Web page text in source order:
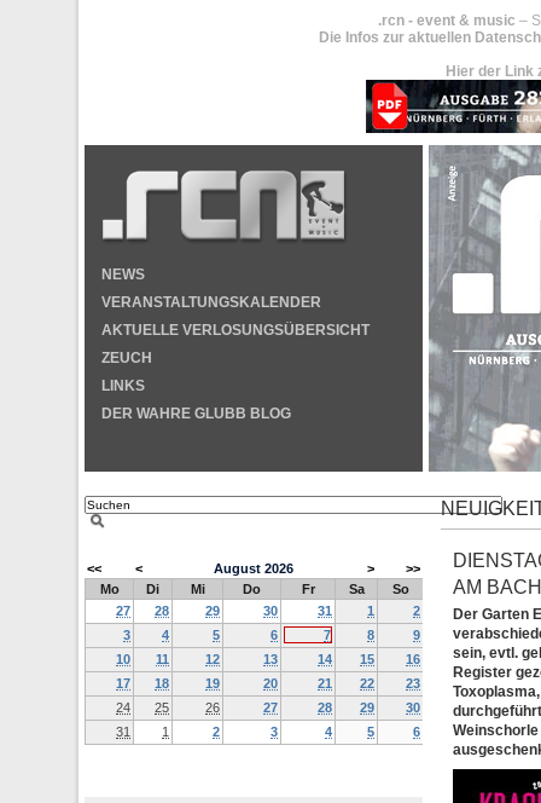
.rcn - event & music –
Die Infos zur aktuellen
Hier der Link
NEWS
VERANSTALTUNGSKALENDER
AKTUELLE VERLOSUNGSÜBERSICHT
ZEUCH
LINKS
DER WAHRE GLUBB BLOG
<< < August 2026 >
>>
Mo
Di Mi Do Fr Sa
So
27
28 29 30 31 1
2
3
4 5 6 7 8
9
10
11 12 13 14 15
16
17
18 19 20 21 22
23
24
25 26 27 28 29
30
31
1 2 3 4 5 6
AM
Der Garten
sein, evtl.
Register